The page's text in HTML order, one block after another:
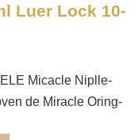
Luer Lock 10-
Micacle Niplle-
de Miracle Oring-